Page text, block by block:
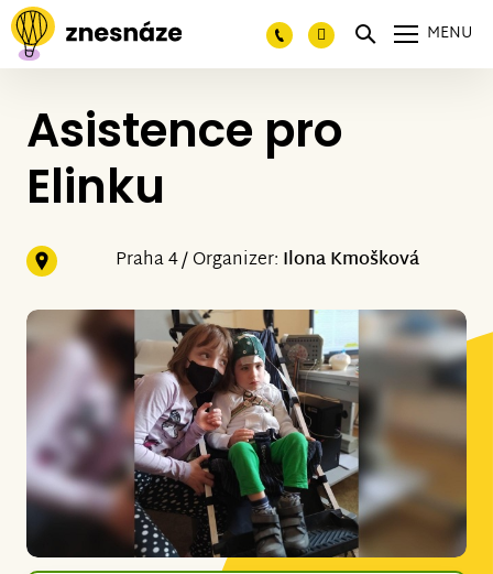
MENU
Asistence pro
Elinku
Praha 4 / Organizer: Ilona Kmošková